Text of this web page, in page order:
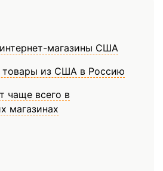
магазины США
товары из США в Россию
чаще всего в
магазинах